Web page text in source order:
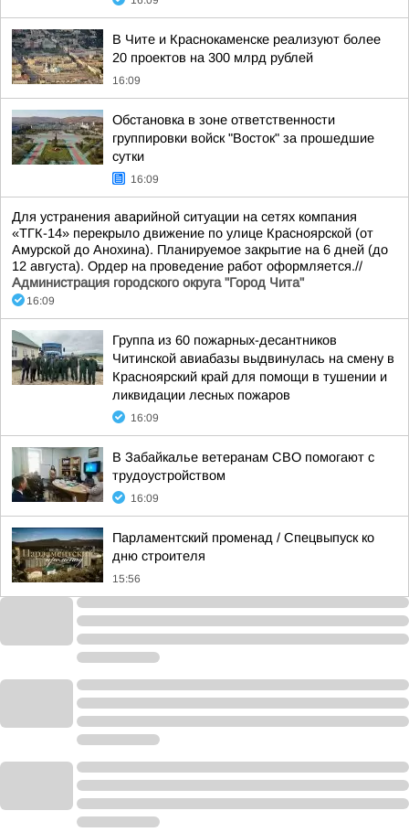
В Чите и Краснокаменске реализуют более
20 проектов на 300 млрд рублей
16:09
Обстановка в зоне ответственности
группировки войск "Восток" за прошедшие
сутки
16:09
Для устранения аварийной ситуации на сетях компания
«ТГК-14» перекрыло движение по улице Красноярской (от
Амурской до Анохина). Планируемое закрытие на 6 дней (до
12 августа). Ордер на проведение работ оформляется.//
Администрация городского округа "Город Чита"
16:09
Группа из 60 пожарных-десантников
Читинской авиабазы выдвинулась на смену в
Красноярский край для помощи в тушении и
ликвидации лесных пожаров
16:09
В Забайкалье ветеранам СВО помогают с
трудоустройством
16:09
Парламентский променад / Спецвыпуск ко
дню строителя
15:56